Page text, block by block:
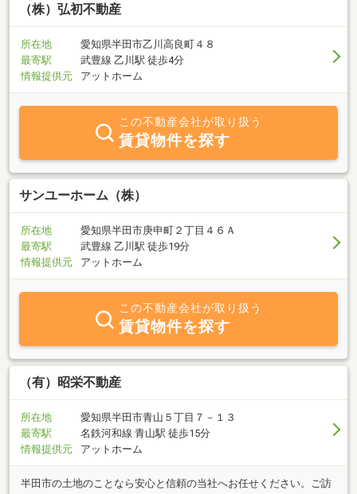
（株）弘初不動産
所在地
愛知県半田市乙川高良町４８
最寄駅
武豊線 乙川駅 徒歩4分
情報提供元
アットホーム
この不動産会社が取り扱う
賃貸物件を探す
サンユーホーム（株）
所在地
愛知県半田市庚申町２丁目４６Ａ
最寄駅
武豊線 乙川駅 徒歩19分
情報提供元
アットホーム
この不動産会社が取り扱う
賃貸物件を探す
（有）昭栄不動産
所在地
愛知県半田市青山５丁目７－１３
最寄駅
名鉄河和線 青山駅 徒歩15分
情報提供元
アットホーム
半田市の土地のことなら安心と信頼の当社へお任せください。ご訪